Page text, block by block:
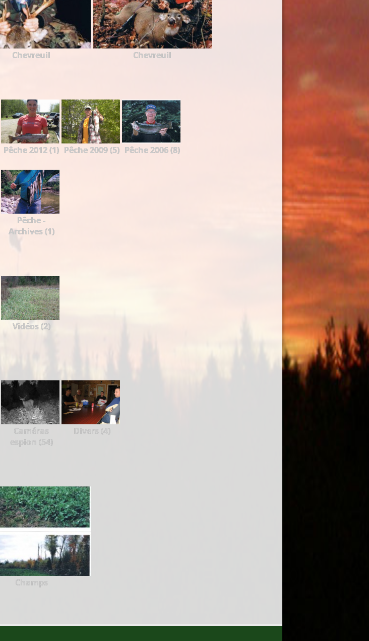
Chevreuil Chevreuil
Pêche 2012 (1) Pêche 2009 (5) Pêche 2006 (8)
Pêche -
Archives (1)
Vidéos (2)
Caméras
espion (54)
Divers (4)
Champs